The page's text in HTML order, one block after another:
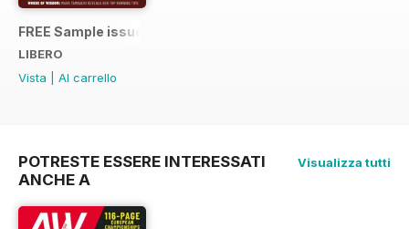
FREE Sample issue
LIBERO
Vista
Al carrello
POTRESTE ESSERE INTERESSATI
ANCHE A
Visualizza tutti